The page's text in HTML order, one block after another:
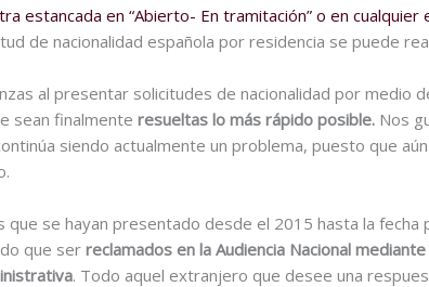
estancada en “Abierto- En tramitación” o en cualquier
de nacionalidad española por residencia se puede
al presentar solicitudes de nacionalidad por medio
sean finalmente resueltas lo más rápido posible. Nos
siendo actualmente un problema, puesto que
se hayan presentado desde el 2015 hasta la fecha
que serreclamados en la Audiencia Nacional
. Todo aquel extranjero que desee una